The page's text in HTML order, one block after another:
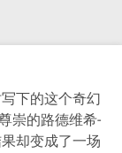
下的这个奇幻
崇的路德维希-
却变成了一场